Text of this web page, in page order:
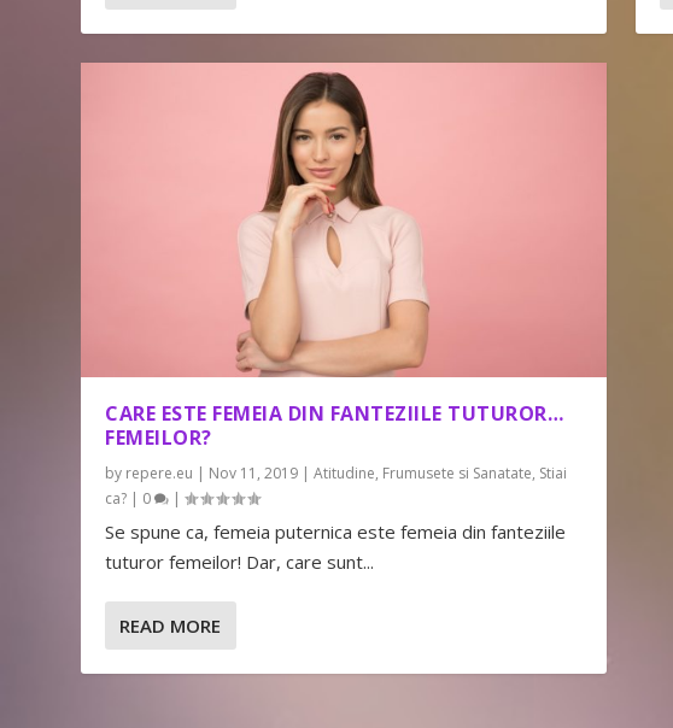
CARE ESTE FEMEIA DIN FANTEZIILE TUTUROR…
FEMEILOR?
by repere.eu | Nov 11, 2019 |Atitudine, Frumusete si Sanatate, Stiai
ca? | 0 |
Se spune ca, femeia puternica este femeia din fanteziile
tuturor femeilor! Dar, care sunt...
READ MORE